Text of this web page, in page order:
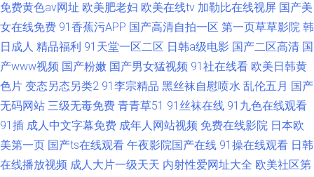
免费黄色av网址 欧美肥老妇 欧美在线tv 加勒比在线视屏 国产美
女在线免费 91香蕉污APP 国产高清自拍一区 第一页草草影院 韩
日成人 精品福利 91天堂一区二区 日韩a级电影 国产二区高清 国
产www视频 国产粉嫩 国产男女猛视频 91社在线看 欧美日韩黄
色片 变态另态另类2 91李宗精品 黑丝袜自慰喷水 乱伦五月 国产
无码网站 三级无毒免费 青青草51 91丝袜在线 91九色在线观看
91插 成人中文字幕免费 成年人网站视频 免费在线影院 日本欧
美第一页 国产ts在线观看 午夜影院国产在线 91操在线观看 日韩
在线播放视频 成人大片一级天天 内射性爱网址大全 欧美社区第